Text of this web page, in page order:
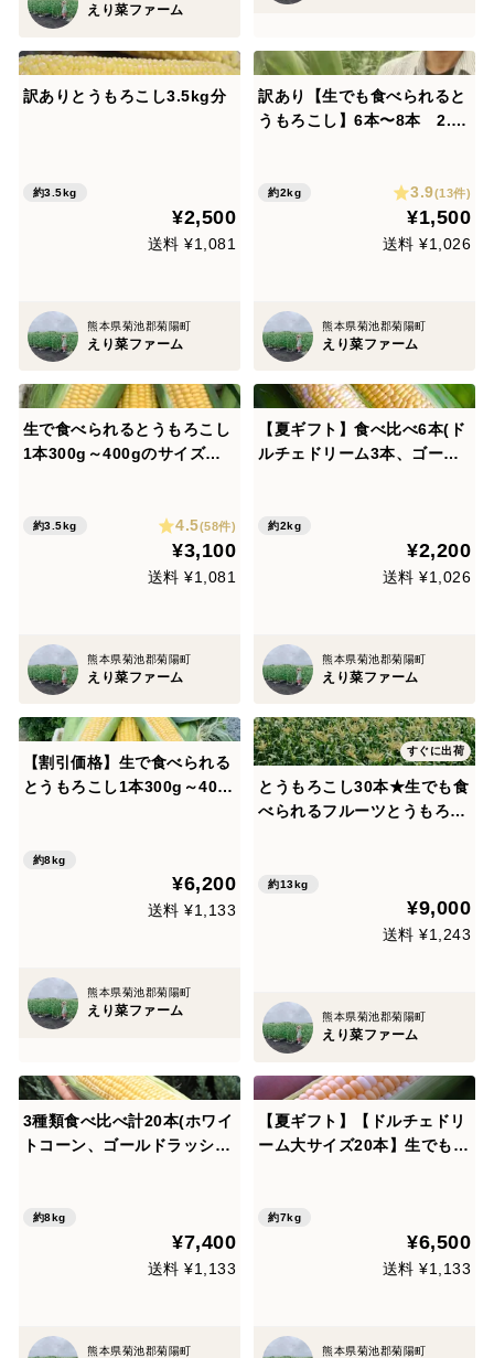
えり菜ファーム
訳ありとうもろこし3.5kg分
約3.5kg
¥2,500
送料 ¥1,081
熊本県菊池郡菊陽町
えり菜ファーム
訳あり【生でも食べられると
うもろこし】6本〜8本 2.0
約2kg 3.9(13件)
¥1,500
送料 ¥1,026
熊本県菊池郡菊陽町
えり菜ファーム
生で食べられるとうもろこし
1本300g～400gのサイズミ
約3.5kg 4.5(58件)
¥3,100
送料 ¥1,081
熊本県菊池郡菊陽町
えり菜ファーム
【夏ギフト】食べ比べ6本(ド
ルチェドリーム3本、ゴール
約2kg
¥2,200
送料 ¥1,026
熊本県菊池郡菊陽町
えり菜ファーム
【割引価格】生で食べられる
とうもろこし1本300g～400
約8kg
¥6,200
送料 ¥1,133
熊本県菊池郡菊陽町
えり菜ファーム
すぐに出荷
とうもろこし30本★生でも食
べられるフルーツとうもろこ
約13kg
¥9,000
送料 ¥1,243
熊本県菊池郡菊陽町
えり菜ファーム
3種類食べ比べ計20本(ホワイ
トコーン、ゴールドラッシ
約8kg
¥7,400
送料 ¥1,133
熊本県菊池郡菊陽町
【夏ギフト】【ドルチェドリ
ーム大サイズ20本】生でも食
約7kg
¥6,500
送料 ¥1,133
熊本県菊池郡菊陽町